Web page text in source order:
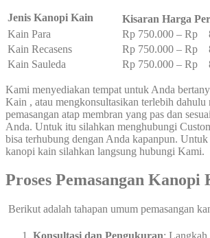
Jenis Kanopi Kain Kisaran Harga
Kain Para
Rp 750.000 – Rp
Kain Recasens
Rp 750.000 – Rp
Kain Sauleda
Rp 750.000 – Rp
Kami menyediakan tempat untuk Anda
Kain , atau mengkonsultasikan terlebih dahulu
pemasangan atap membran yang pas dan
Anda. Untuk itu silahkan menghubungi
bisa terhubung dengan Anda kapanpun. Untuk
kanopi kain silahkan langsung hubungi Kami.
Proses Pemasangan Kanopi
Berikut adalah tahapan umum pemasangan
Konsultasi dan Pengukuran: Langkah